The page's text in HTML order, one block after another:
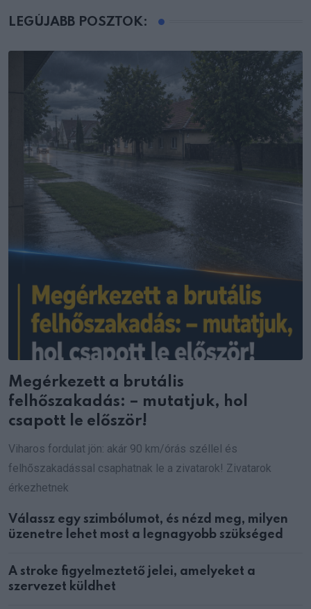
LEGÚJABB POSZTOK:
Megérkezett a brutális
felhőszakadás: – mutatjuk, hol
csapott le először!
Viharos fordulat jön: akár 90 km/órás széllel és
felhőszakadással csaphatnak le a zivatarok! Zivatarok
érkezhetnek
Válassz egy szimbólumot, és nézd meg, milyen
üzenetre lehet most a legnagyobb szükséged
A stroke figyelmeztető jelei, amelyeket a
szervezet küldhet